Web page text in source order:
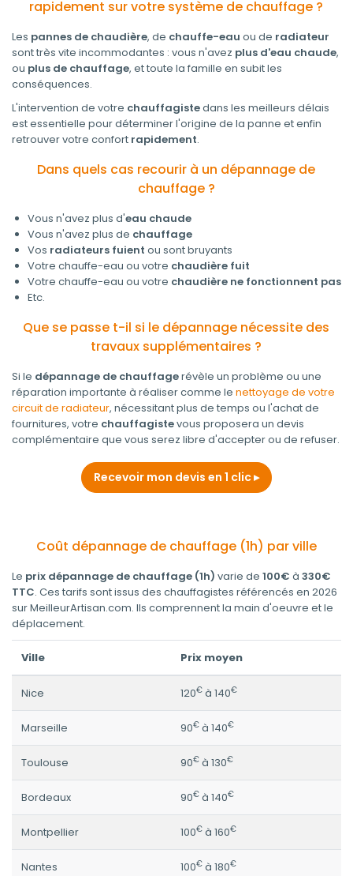
rapidement sur votre système de chauffage ?
Les pannes de chaudière, de chauffe-eau ou de radiateur
sont très vite incommodantes : vous n'avez plus d'eau chaude,
ou plus de chauffage, et toute la famille en subit les
conséquences.
L'intervention de votre chauffagistedans les meilleurs délais
est essentielle pour déterminer l'origine de la panne et enfin
retrouver votre confort rapidement.
Dans quels cas recourir à un dépannage de
chauffage ?
Vous n'avez plus d'eau chaude
Vous n'avez plus de chauffage
Vos radiateurs fuient ou sont bruyants
Votre chauffe-eau ou votre chaudière fuit
Votre chauffe-eau ou votre chaudière ne fonctionnent pas
Etc.
Que se passe t-il si le dépannage nécessite des
travaux supplémentaires ?
Si le dépannage de chauffagerévèle un problème ou une
réparation importante à réaliser comme le nettoyage de votre
circuit de radiateur, nécessitant plus de temps ou l'achat de
fournitures, votre chauffagistevous proposera un devis
complémentaire que vous serez libre d'accepter ou de refuser.
Recevoir mon devis en 1 clic
Coût dépannage de chauffage (1h) par ville
Le prix dépannage de chauffage (1h) varie de 100€ à 330€
TTC. Ces tarifs sont issus des chauffagistes référencés en 2026
sur MeilleurArtisan.com. Ils comprennent la main d'oeuvre et le
déplacement.
Ville Prix moyen
Nice 120€ à 140€
Marseille 90€ à 140€
Toulouse 90€ à 130€
Bordeaux 90€ à 140€
Montpellier 100€ à 160€
Nantes 100€ à 180€